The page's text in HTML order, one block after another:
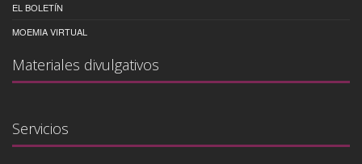
EL BOLETÍN
MOEMIA VIRTUAL
Materiales divulgativos
Servicios